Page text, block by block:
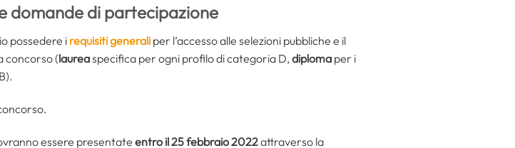
domande di partecipazione
possedere i requisiti generali per l’accesso alle selezioni pubbliche e il
concorso (laureaspecifica per ogni profilo di categoria D, diploma per i
essere presentateentro il 25 febbraio 2022attraverso la